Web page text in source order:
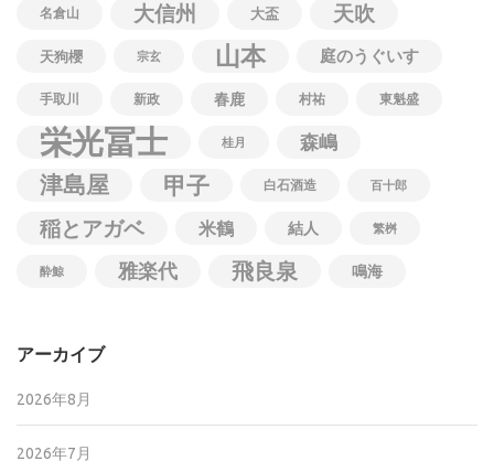
名倉山 大信州 大盃 天吹
天狗櫻 宗玄 山本 庭のうぐいす
手取川 新政 春鹿 村祐 東魁盛
栄光冨士 桂月 森嶋
津島屋 甲子 白石酒造 百十郎
稲とアガベ 米鶴 結人 繁桝
酔鯨 雅楽代 飛良泉 鳴海
アーカイブ
2026年8月
2026年7月